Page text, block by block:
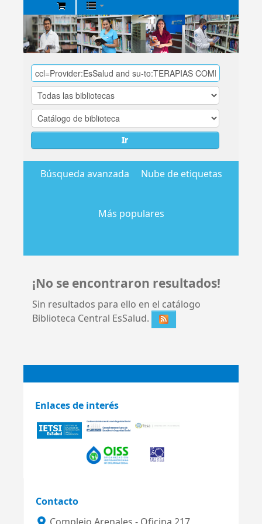
Biblioteca
Central
EsSalud
Ir
Búsqueda avanzada Nube de etiquetas
Más populares
¡No se encontraron resultados!
Sin resultados para ello en el catálogo
Biblioteca Central EsSalud.
Enlaces de interés
Contacto